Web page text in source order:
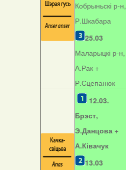
Кобрыньскі р-н,
Р.Шкабара
25.03
Маларыцкі р-н,
А.Рак +
Р.Сцепанюк
12.03.
Брэст,
Э.Данцова +
А.Ківачук
13.03